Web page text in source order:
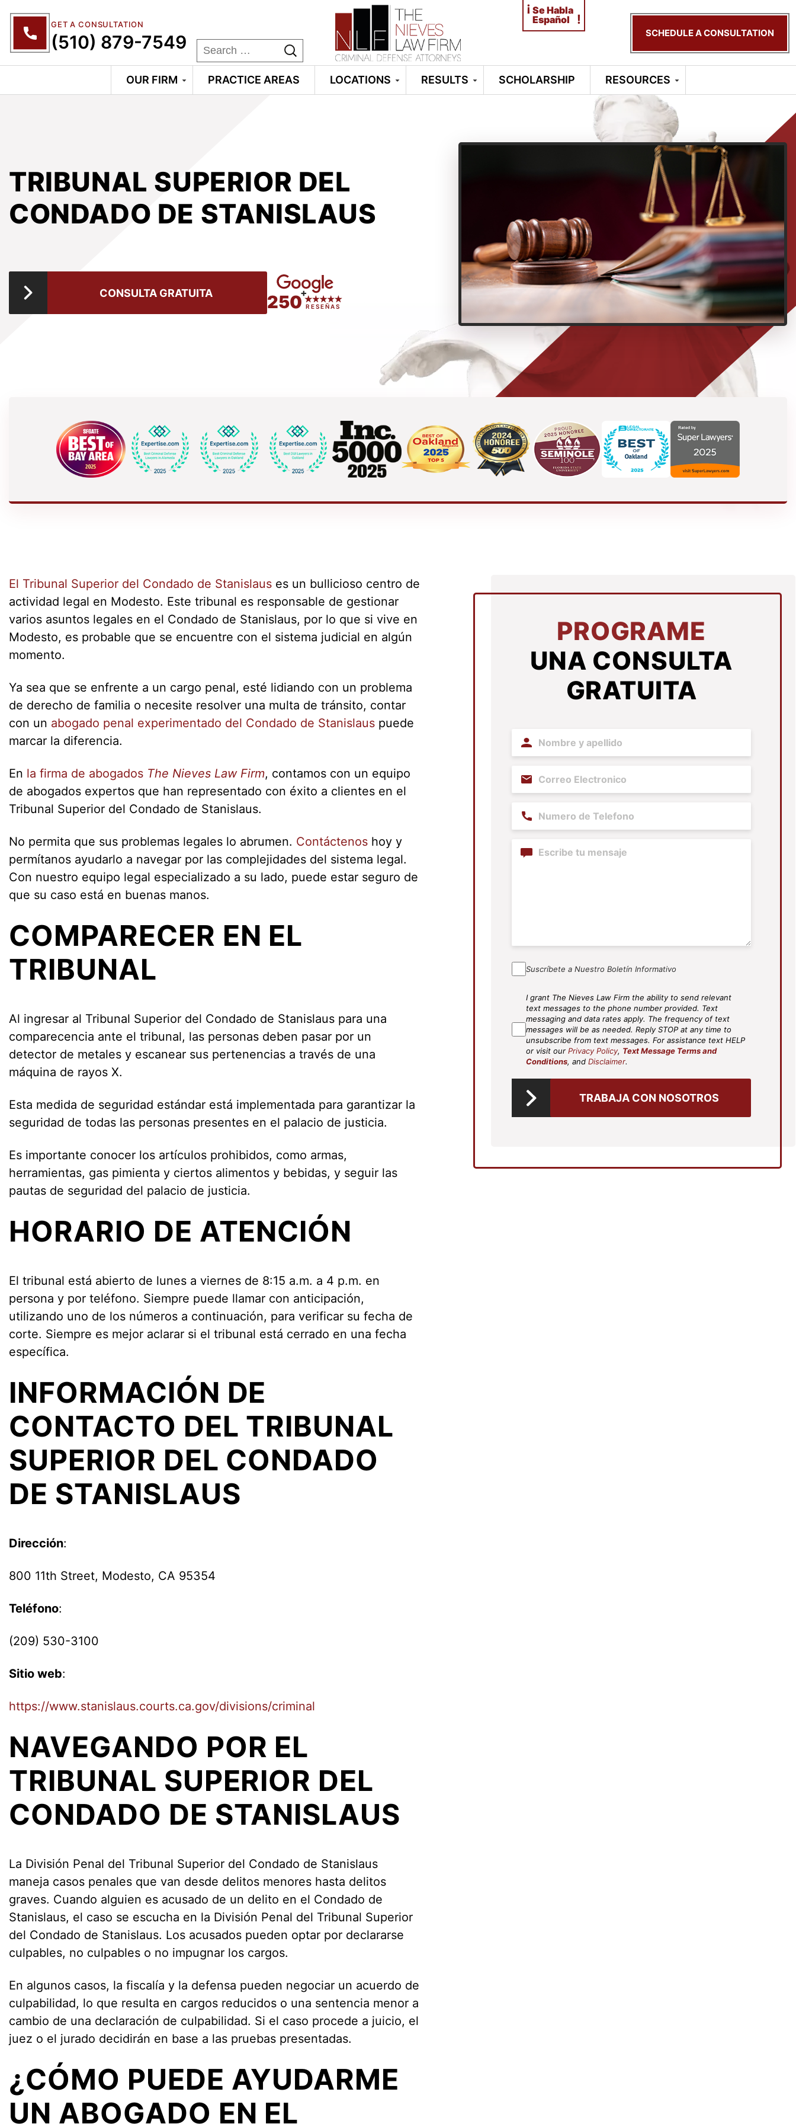
GET A CONSULTATION
(510) 879-7549
¡ Se Habla
Español
!
SCHEDULE A CONSULTATION
OUR FIRM PRACTICE AREAS LOCATIONS RESULTS SCHOLARSHIP RESOURCES
TRIBUNAL SUPERIOR DEL
CONDADO DE STANISLAUS
CONSULTA GRATUITA 250+
RESEÑAS
El Tribunal Superior del Condado de Stanislaus es un bullicioso centro de
actividad legal en Modesto. Este tribunal es responsable de gestionar
varios asuntos legales en el Condado de Stanislaus, por lo que si vive en
Modesto, es probable que se encuentre con el sistema judicial en algún
momento.
Ya sea que se enfrente a un cargo penal, esté lidiando con un problema
de derecho de familia o necesite resolver una multa de tránsito, contar
con un abogado penal experimentado del Condado de Stanislaus puede
marcar la diferencia.
En la firma de abogados The Nieves Law Firm, contamos con un equipo
de abogados expertos que han representado con éxito a clientes en el
Tribunal Superior del Condado de Stanislaus.
No permita que sus problemas legales lo abrumen. Contáctenos hoy y
permítanos ayudarlo a navegar por las complejidades del sistema legal.
Con nuestro equipo legal especializado a su lado, puede estar seguro de
que su caso está en buenas manos.
COMPARECER EN EL
TRIBUNAL
Al ingresar al Tribunal Superior del Condado de Stanislaus para una
comparecencia ante el tribunal, las personas deben pasar por un
detector de metales y escanear sus pertenencias a través de una
máquina de rayos X.
Esta medida de seguridad estándar está implementada para garantizar la
seguridad de todas las personas presentes en el palacio de justicia.
Es importante conocer los artículos prohibidos, como armas,
herramientas, gas pimienta y ciertos alimentos y bebidas, y seguir las
pautas de seguridad del palacio de justicia.
HORARIO DE ATENCIÓN
El tribunal está abierto de lunes a viernes de 8:15 a.m. a 4 p.m. en
persona y por teléfono. Siempre puede llamar con anticipación,
utilizando uno de los números a continuación, para verificar su fecha de
corte. Siempre es mejor aclarar si el tribunal está cerrado en una fecha
específica.
INFORMACIÓN DE
CONTACTO DEL TRIBUNAL
SUPERIOR DEL CONDADO
DE STANISLAUS
Dirección:
800 11th Street, Modesto, CA 95354
Teléfono:
(209) 530-3100
Sitio web:
https://www.stanislaus.courts.ca.gov/divisions/criminal
NAVEGANDO POR EL
TRIBUNAL SUPERIOR DEL
CONDADO DE STANISLAUS
La División Penal del Tribunal Superior del Condado de Stanislaus
maneja casos penales que van desde delitos menores hasta delitos
graves. Cuando alguien es acusado de un delito en el Condado de
Stanislaus, el caso se escucha en la División Penal del Tribunal Superior
del Condado de Stanislaus. Los acusados pueden optar por declararse
culpables, no culpables o no impugnar los cargos.
En algunos casos, la fiscalía y la defensa pueden negociar un acuerdo de
culpabilidad, lo que resulta en cargos reducidos o una sentencia menor a
cambio de una declaración de culpabilidad. Si el caso procede a juicio, el
juez o el jurado decidirán en base a las pruebas presentadas.
¿CÓMO PUEDE AYUDARME
UN ABOGADO EN EL
PROGRAME
UNA CONSULTA
GRATUITA
Name (Required)
Email (Required)
Phone (Required)
Content
Suscríbete a Nuestro Boletín Informativo
SMS
Agree(Required)
I grant The Nieves Law Firm the ability to send relevant
text messages to the phone number provided. Text
messaging and data rates apply. The frequency of text
messages will be as needed. Reply STOP at any time to
unsubscribe from text messages. For assistance text HELP
or visit our Privacy Policy, Text Message Terms and
Conditions, and Disclaimer.
TRABAJA CON NOSOTROS